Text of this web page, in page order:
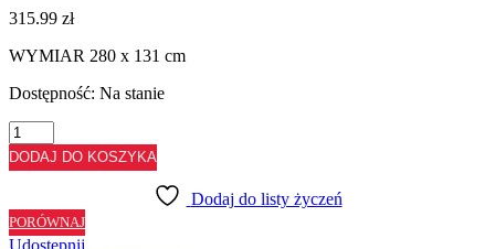
315.99 zł
WYMIAR 280 x 131 cm
Dostępność: Na stanie
ilość
LAMINAT
METALLO
BRĄZOWOSZARY
F633
ST15
DODAJ DO KOSZYKA
Dodaj do listy życzeń
PORÓWNAJ
Udostępnij